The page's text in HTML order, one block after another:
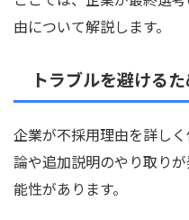
由について解説します。
トラブルを避ける
企業が不採用理由を詳し
論や追加説明のやり取り
能性があります。